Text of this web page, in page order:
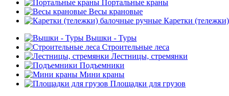
Портальные краны
Весы крановые
Каретки
Вышки - Туры
Строительные леса
Лестницы, стремянки
Подъемники
Мини краны
Площадки для грузов